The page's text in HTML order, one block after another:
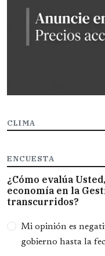
CLIMA
ENCUESTA
¿Cómo evalúa
economía en la
transcurridos?
Opciones
Mi opinión es
gobierno hasta la